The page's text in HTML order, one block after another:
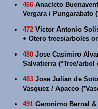
466 Anacleto
Vergara / Pungarabato
472 Victor Antonio
+ Otero trees/arboles
480 Jose Casimiro
Salvatierra (*Tree/arbol
483 Jose Julian de
Vasquez / Apaceo
491 Geronimo Bernal